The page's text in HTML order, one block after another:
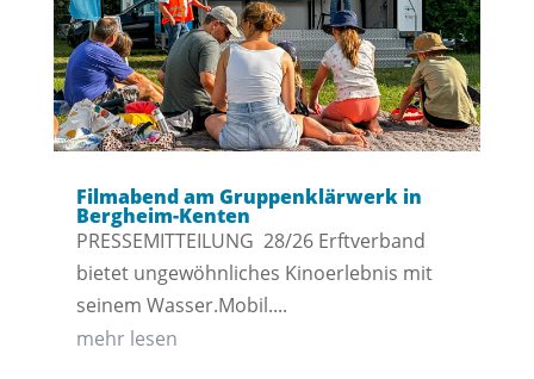
Filmabend am Gruppenklärwerk in
Bergheim-Kenten
PRESSEMITTEILUNG 28/26 Erftverband
bietet ungewöhnliches Kinoerlebnis mit
seinem Wasser.Mobil....
mehr lesen